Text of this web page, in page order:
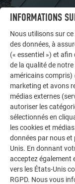
LAISSEZ-VOUS
AUTRES
La galerie de
polyvalence de
durables de
façades.
VOIR
INFORMATIONS
Nous utilisons sur
des données, à
(« essentiel ») et
de la qualité de
américains compris)
marketing et avons
médias externes
autoriser les
sélectionnés en
les cookies et
données par nous
Unis. En donnant
acceptez également
vers les États-Unis
RGPD. Nous vous